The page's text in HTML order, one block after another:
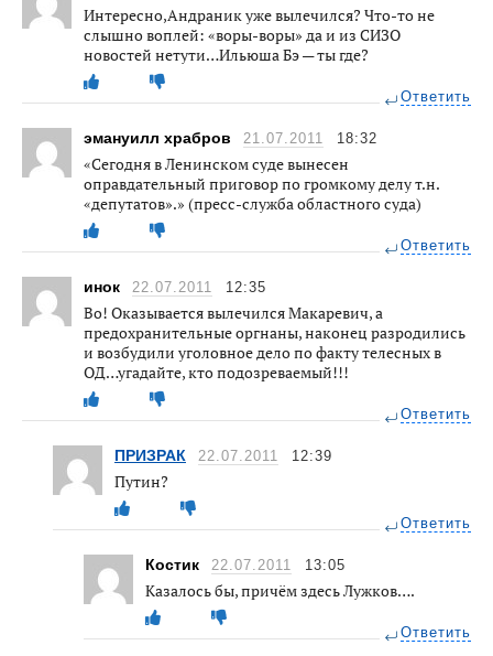
Интересно,Андраник уже вылечился? Что-то не
слышно воплей: «воры-воры» да и из СИЗО
новостей нетути…Ильюша Бэ — ты где?
Ответить
эмануилл храбров 21.07.2011 18:32
«Сегодня в Ленинском суде вынесен
оправдательный приговор по громкому делу т.н.
«депутатов».» (пресс-служба областного суда)
Ответить
инок 22.07.2011 12:35
Во! Оказывается вылечился Макаревич, а
предохранительные оргнаны, наконец разродились
и возбудили уголовное дело по факту телесных в
ОД…угадайте, кто подозреваемый!!!
Ответить
ПРИЗРАК 22.07.2011 12:39
Путин?
Ответить
Костик 22.07.2011 13:05
Казалось бы, причём здесь Лужков….
Ответить